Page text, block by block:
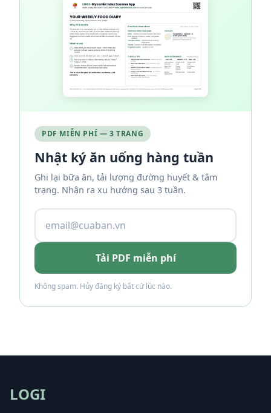
PDF MIỄN PHÍ — 3 TRANG
Nhật ký ăn uống hàng tuần
Ghi lại bữa ăn, tải lượng đường huyết & tâm
trạng. Nhận ra xu hướng sau 3 tuần.
Tải PDF miễn phí
Không spam. Hủy đăng ký bất cứ lúc nào.
LOGI